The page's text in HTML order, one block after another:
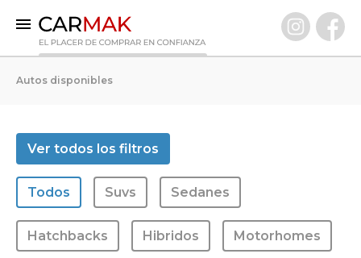
0 KM
Usados Premium
VENDÉ TU AUTO
CLIENTES
PREGUNTAS FRECUENTES
Autos disponibles
Ver todos los filtros
Todos Suvs Sedanes
Hatchbacks Hibridos Motorhomes